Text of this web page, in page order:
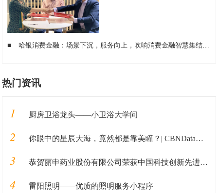
■ 哈银消费金融：场景下沉，服务向上，吹响消费金融智慧集结号
热门资讯
1 厨房卫浴龙头——小卫浴大学问
2 你眼中的星辰大海，竟然都是靠美瞳？| CBNData报告
3 恭贺丽申药业股份有限公司荣获中国科技创新先进单位
4 雷阳照明——优质的照明服务小程序